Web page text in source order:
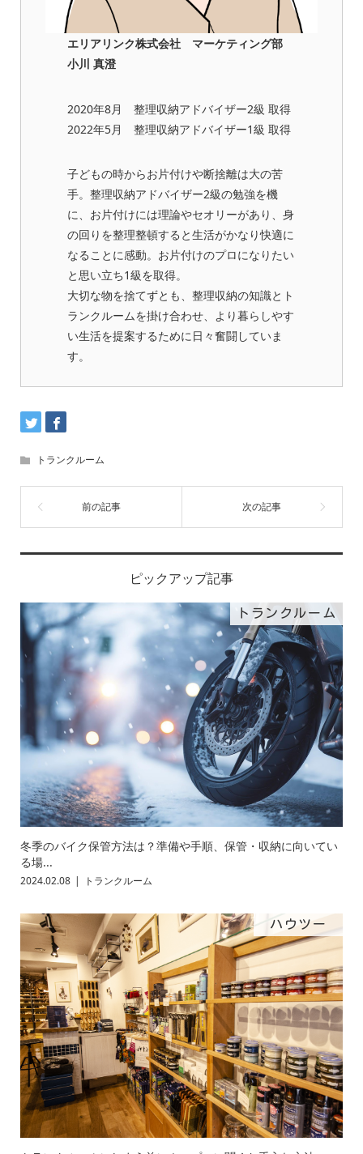
エリアリンク株式会社 マーケティング部
小川 真澄
2020年8月 整理収納アドバイザー2級 取得
2022年5月 整理収納アドバイザー1級 取得
子どもの時からお片付けや断捨離は大の苦
手。整理収納アドバイザー2級の勉強を機
に、お片付けには理論やセオリーがあり、身
の回りを整理整頓すると生活がかなり快適に
なることに感動。お片付けのプロになりたい
と思い立ち1級を取得。
大切な物を捨てずとも、整理収納の知識とト
ランクルームを掛け合わせ、より暮らしやす
い生活を提案するために日々奮闘していま
す。
トランクルーム
ピックアップ記事
トランクルーム
冬季のバイク保管方法は？準備や手順、保管・収納に向いてい
る場...
2024.02.08 トランクルーム
ハウツー